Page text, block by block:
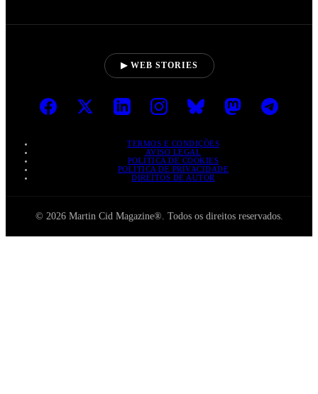
▶ WEB STORIES
TERMOS E CONDIÇÕES
AVISO LEGAL
POLÍTICA DE COOKIES
POLÍTICA DE PRIVACIDADE
DIREITOS DE AUTOR
© 2026 Martin Cid Magazine®. Todos os direitos reservados.